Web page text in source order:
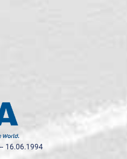
-- 16.06.1994